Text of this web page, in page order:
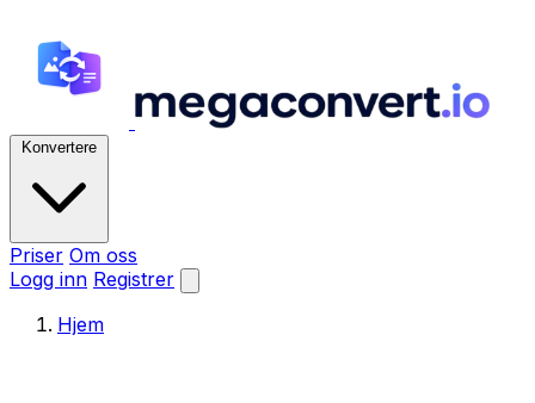
Konvertere
Priser Om oss
Logg inn Registrer
Hjem